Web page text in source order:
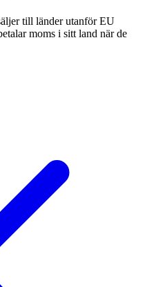
till länder utanför EU
moms i sitt land när de